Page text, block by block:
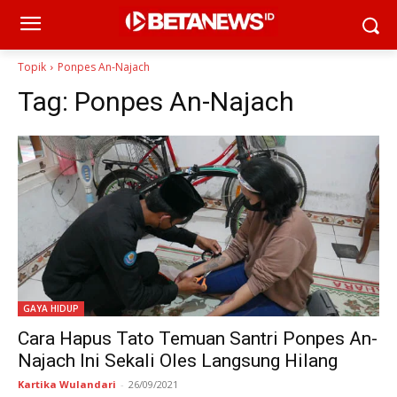
Topik Ponpes An-Najach
Tag: Ponpes An-Najach
GAYA HIDUP
Cara Hapus Tato Temuan Santri Ponpes An-
Najach Ini Sekali Oles Langsung Hilang
Kartika Wulandari - 26/09/2021